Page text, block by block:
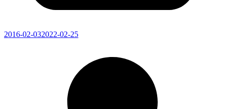
2016-02-032022-02-25